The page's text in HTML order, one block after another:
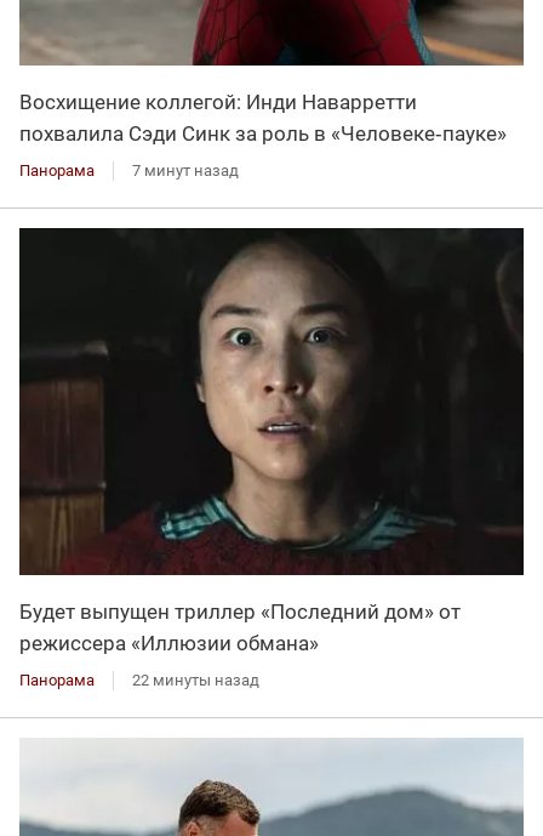
Восхищение коллегой: Инди Наварретти
похвалила Сэди Синк за роль в «Человеке‑пауке»
Панорама 7 минут назад
Будет выпущен триллер «Последний дом» от
режиссера «Иллюзии обмана»
Панорама 22 минуты назад